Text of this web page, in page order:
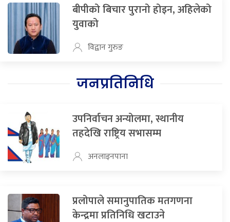
बीपीको बिचार पुरानो होइन, अहिलेको
युवाको
विद्वान गुरुङ
जनप्रतिनिधि
उपनिर्वाचन अन्योलमा, स्थानीय
तहदेखि राष्ट्रिय सभासम्म
अनलाइनपाना
प्रलोपाले समानुपातिक मतगणना
केन्द्रमा प्रतिनिधि खटाउने